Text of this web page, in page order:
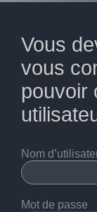
Vous
vous
pouvoir
Nom
Mot de passe